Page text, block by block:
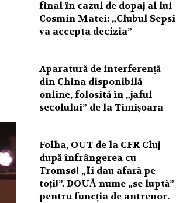
final în cazul de dopaj al lui
Cosmin Matei: „Clubul Sepsi
va accepta decizia”
Aparatură de interferență
din China disponibilă
online, folosită în „jaful
secolului” de la Timișoara
Folha, OUT de la CFR Cluj
după înfrângerea cu
Tromsø! „Îi dau afară pe
toți!”. DOUĂ nume „se luptă”
pentru funcția de antrenor.